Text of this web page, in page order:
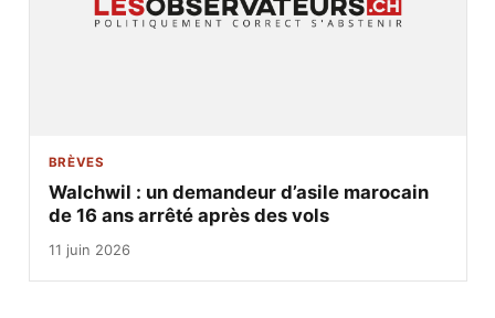
BRÈVES
Walchwil : un demandeur d’asile marocain
de 16 ans arrêté après des vols
11 juin 2026